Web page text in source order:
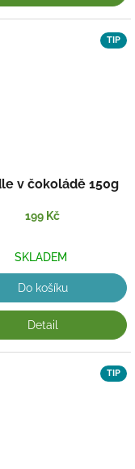
TIP
v čokoládě 150g
199 Kč
SKLADEM
Do košíku
Detail
TIP